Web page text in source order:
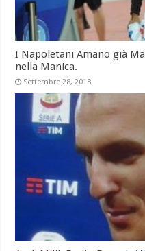
I Napoletani Amano già
nella Manica.
Settembre 28, 2018